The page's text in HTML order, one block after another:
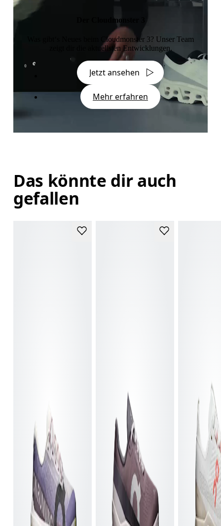
Der Cloudmonster 3
Was gibt‘s Neues beim Cloudmonster 3? Unser Team
zeigt dir die aktuellsten Entwicklungen.
Jetzt ansehen
Mehr erfahren
Das könnte dir auch
gefallen